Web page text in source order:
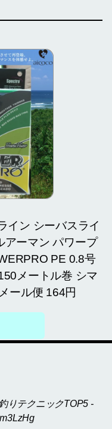
ン シーバスライ
アーマン パワープ
PE 0.8号
メートル巻 シマ
ール便 164円
りテクニックTOP5 -